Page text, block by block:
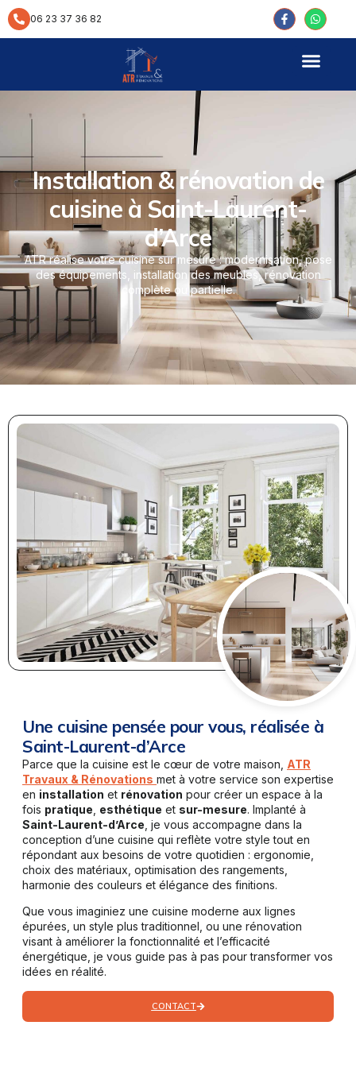
principal06 23 37 36 82
Installation & rénovation de
cuisine à Saint-Laurent-
d’Arce
ATR réalise votre cuisine sur mesure : modernisation, pose
des équipements, installation des meubles, rénovation
complète ou partielle.
Une cuisine pensée pour vous, réalisée à
Saint-Laurent-d’Arce
Parce que la cuisine est le cœur de votre maison, ATR
Travaux & Rénovations met à votre service son expertise
en installation et rénovation pour créer un espace à la
fois pratique esthétique et sur-mesure. Implanté à
Saint-Laurent-d’Arce , je vous accompagne dans la
conception d’une cuisine qui reflète votre style tout en
répondant aux besoins de votre quotidien : ergonomie,
choix des matériaux, optimisation des rangements,
harmonie des couleurs et élégance des finitions.
Que vous imaginiez une cuisine moderne aux lignes
épurées, un style plus traditionnel, ou une rénovation
visant à améliorer la fonctionnalité et l’efficacité
énergétique, je vous guide pas à pas pour transformer vos
idées en réalité.
CONTACT